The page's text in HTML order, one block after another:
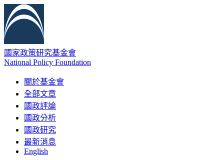
國家政策研究基金會
National Policy Foundation
關於基金會
全部文章
國政評論
國政分析
國政研究
最新消息
English